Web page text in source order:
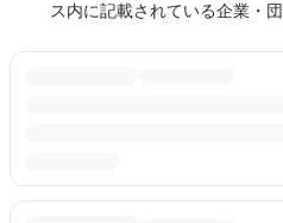
ス内に記載されている企業・